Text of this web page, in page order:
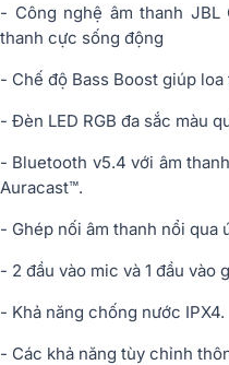
- Công nghệ âm thanh JBL
thanh cực sống động
- Chế độ Bass Boost giúp
- Đèn LED RGB đa sắc màu
- Bluetooth v5.4 với âm
Auracast™.
- Ghép nối âm thanh nổi qua
- 2 đầu vào mic và 1 đầu vào
- Khả năng chống nước IPX4.
- Các khả năng tùy chỉnh